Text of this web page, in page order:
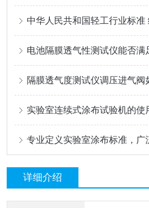
中华人民共和国轻工行业标准
电池隔膜透气性测试仪能否满
隔膜透气度测试仪调压进气阀
实验室连续式涂布试验机的使
专业定义实验室涂布标准，广
详细介绍